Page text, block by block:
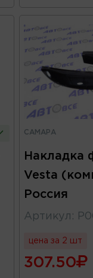
САМАРА
Накладка
Vesta
Россия
Артикул :
цена за 2 шт
307.50